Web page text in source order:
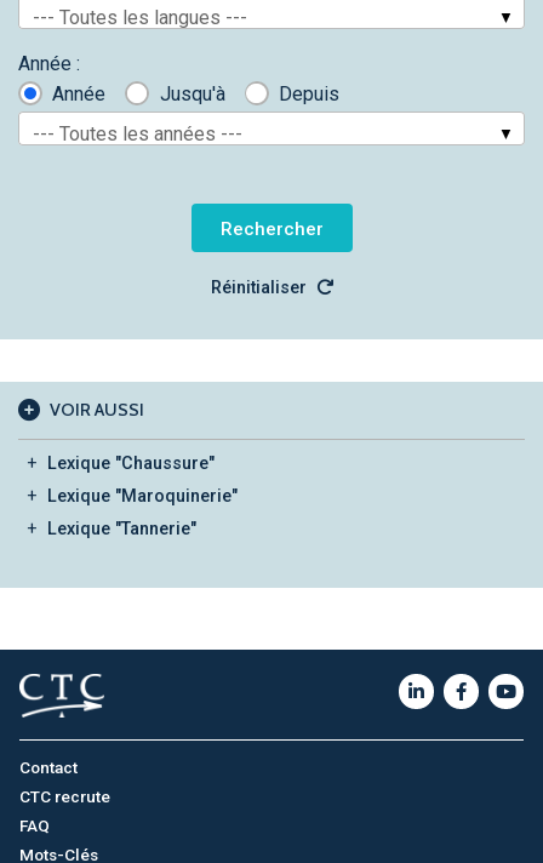
--- Toutes les langues ---
Année :
Année
Jusqu'à
Depuis
--- Toutes les années ---
Réinitialiser
VOIR AUSSI
Lexique "Chaussure"
Lexique "Maroquinerie"
Lexique "Tannerie"
Contact
CTC recrute
FAQ
Mots-Clés